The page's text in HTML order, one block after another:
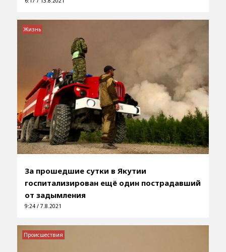
За прошедшие сутки в Якутии
госпитализирован ещё один пострадавший
от задымления
9:24 / 7.8.2021
Жизнь
Происшествия